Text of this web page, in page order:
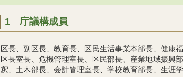
1 庁議構成員
区長、副区長、教育長、区民生活事業本部長、健康
区長室長、危機管理室長、区民部長、産業地域振興
釈、土木部長、会計管理室長、学校教育部長、生涯